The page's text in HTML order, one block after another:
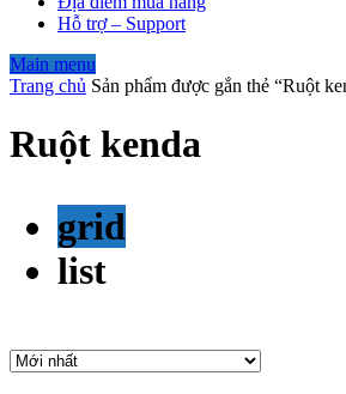
Hỗ trợ – Support
Main menu
Trang chủ Sản phẩm được gắn thẻ “Ruột
Ruột kenda
grid
list